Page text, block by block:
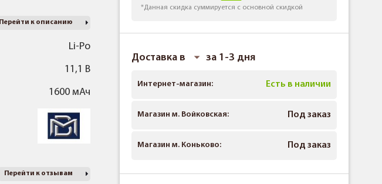
Перейти к описанию
Li-Po
11,1 В
1600 мАч
Перейти к отзывам
*Данная скидка суммируется с основной скидкой
Доставка в за 1-3 дня
Интернет-магазин: Есть в наличии
Магазин м. Войковская: Под заказ
Магазин м. Коньково: Под заказ